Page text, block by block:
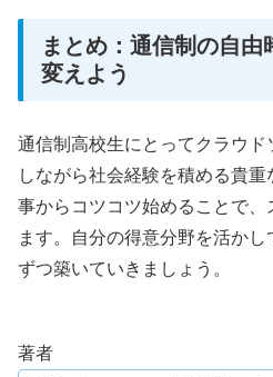
まとめ：通信制の自由
変えよう
通信制高校生にとってクラウ
しながら社会経験を積める貴
事からコツコツ始めることで、
ます。自分の得意分野を活か
ずつ築いていきましょう。
著者